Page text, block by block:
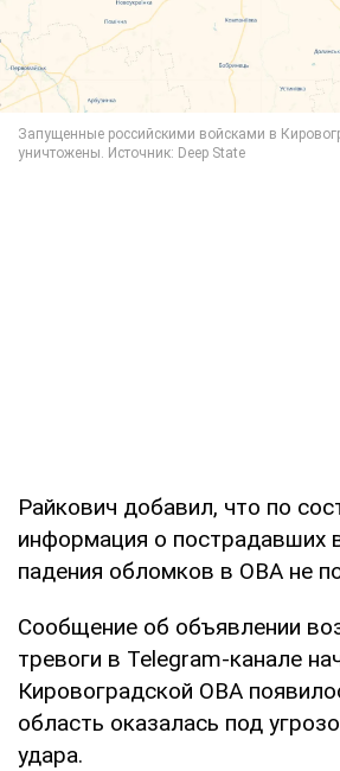
Райкович добавил, что по
информация о пострадавших
падения обломков в ОВА не
Сообщение об объявлении
тревоги в Telegram-канале
Кировоградской ОВА
область оказалась под
удара.